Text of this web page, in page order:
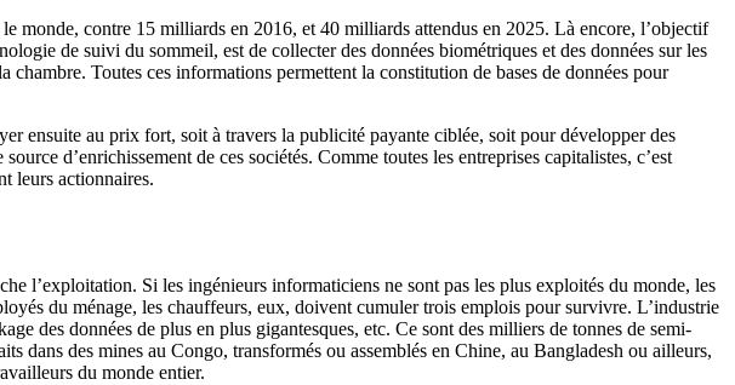
monde, contre 15 milliards en 2016, et 40 milliards attendus en 2025. Là encore, l’objectif
de suivi du sommeil, est de collecter des données biométriques et des données sur les
Toutes ces informations permettent la constitution de bases de données pour
ensuite au prix fort, soit à travers la publicité payante ciblée, soit pour développer des
d’enrichissement de ces sociétés. Comme toutes les entreprises capitalistes, c’est
leurs actionnaires.
l’exploitation. Si les ingénieurs informaticiens ne sont pas les plus exploités du monde, les
du ménage, les chauffeurs, eux, doivent cumuler trois emplois pour survivre. L’industrie
des données de plus en plus gigantesques, etc. Ce sont des milliers de tonnes de semi-
dans des mines au Congo, transformés ou assemblés en Chine, au Bangladesh ou ailleurs,
du monde entier.